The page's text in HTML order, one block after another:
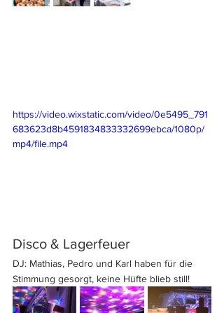
https://video.wixstatic.com/video/0e5495_791
683623d8b4591834833332699ebca/1080p/
mp4/file.mp4
Disco & Lagerfeuer
DJ: Mathias, Pedro und Karl haben für die
Stimmung gesorgt, keine Hüfte blieb still!